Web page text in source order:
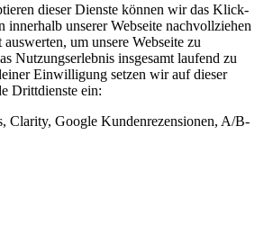
dieser Dienste können wir das Klick-
innerhalb unserer Webseite nachvollziehen
um unsere Webseite zu
Nutzungserlebnis insgesamt laufend zu
Einwilligung setzen wir auf dieser
Drittdienste ein:
Clarity, Google Kundenrezensionen, A/B-